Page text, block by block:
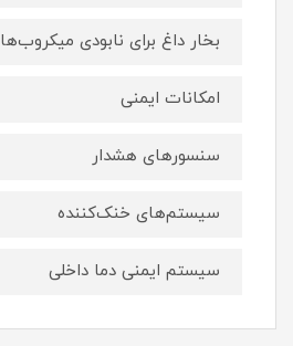
بخار داغ برای نابودی
امکانات ایمنی
سنسور‌های هشدار
سیستم‌های خنک‌کننده
سیستم ایمنی دما داخلی